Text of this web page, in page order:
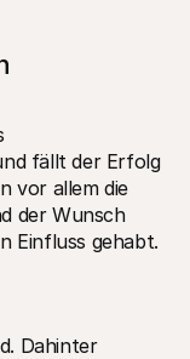
fällt der Erfolg
vor allem die
der Wunsch
Einfluss gehabt.
Dahinter